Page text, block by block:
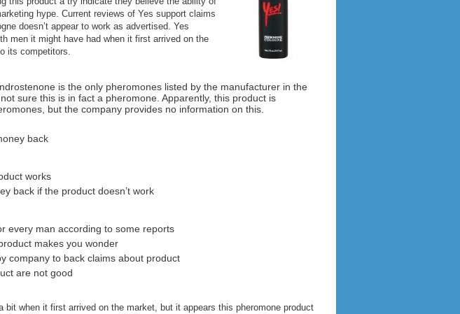
hype. Current reviews of Yes support claims
doesn’t appear to work as advertised. Yes
men it might have had when it first arrived on the
its competitors.
is the only pheromones listed by the manufacturer in the
sure this is in fact a pheromone. Apparently, this product is
but the company provides no information on this.
back
works
back if the product doesn’t work
every man according to some reports
makes you wonder
company to back claims about product
are not good
bit when it first arrived on the market, but it appears this pheromone product